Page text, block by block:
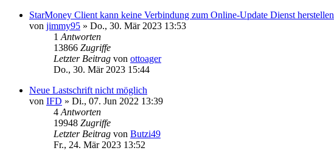
StarMoney Client kann keine Verbindung zum Online-Update Dienst herstellen
von jimmy95 » Do., 30. Mär 2023 13:53
1 Antworten
13866 Zugriffe
Letzter Beitrag von ottoager
Do., 30. Mär 2023 15:44
Neue Lastschrift nicht möglich
von IFD » Di., 07. Jun 2022 13:39
4 Antworten
19948 Zugriffe
Letzter Beitrag von Butzi49
Fr., 24. Mär 2023 13:52